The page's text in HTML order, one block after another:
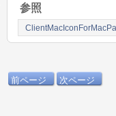
参照
前ページ 次ページ